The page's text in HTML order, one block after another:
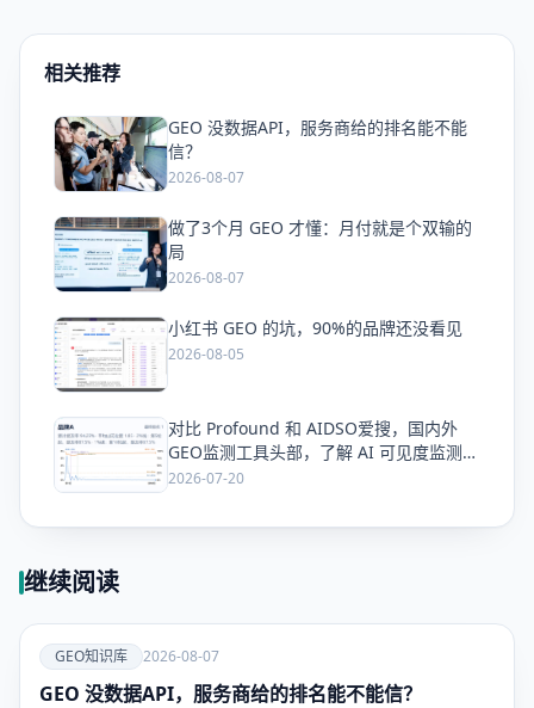
相关推荐
爱
GEO 没数据API，服务商给的排名能不能
信？
2026-08-07
爱
做了3个月 GEO 才懂：月付就是个双输的
局
2026-08-07
爱 小红书 GEO 的坑，90%的品牌还没看见
2026-08-05
爱
对比 Profound 和 AIDSO爱搜，国内外
GEO监测工具头部，了解 AI 可见度监测全
方案
2026-07-20
继续阅读
爱
GEO知识
GEO知识库 2026-08-07
GEO 没数据API，服务商给的排名能不能信？